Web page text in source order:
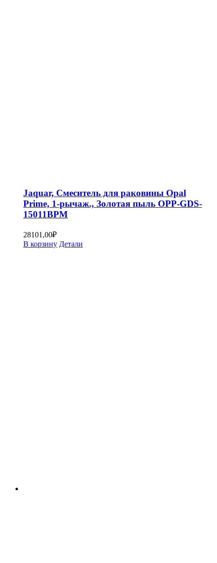
Jaquar, Смеситель для раковины Opal
Prime, 1-рычаж., Золотая пыль OPP-GDS-
15011BPM
28101,00₽
В корзину Детали